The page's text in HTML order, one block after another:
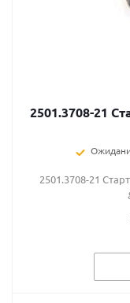
2501.3708-21
2501.3708-21